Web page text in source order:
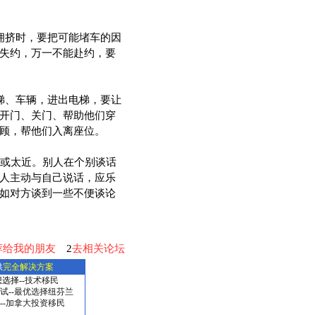
时，要把可能堵车的因
约，万一不能赴约，要
车辆，进出电梯，要让
门、关门、帮助他们穿
，帮他们入离座位。
太近。别人在个别谈话
主动与自己说话，应乐
对方谈到一些不便谈论
给我的朋友 2去相关论坛
完全解决方案
择--技术移民
--最优选择纽芬兰
加拿大投资移民